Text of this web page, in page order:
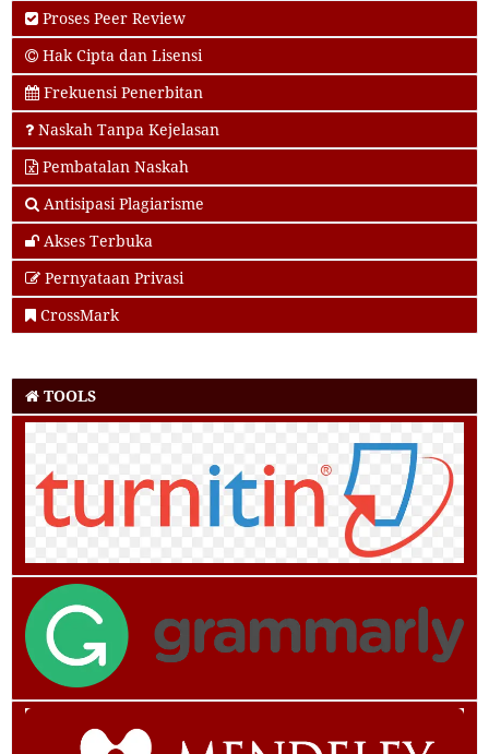
Proses Peer Review
Hak Cipta dan Lisensi
Frekuensi Penerbitan
Naskah Tanpa Kejelasan
Pembatalan Naskah
Antisipasi Plagiarisme
Akses Terbuka
Pernyataan Privasi
CrossMark
TOOLS